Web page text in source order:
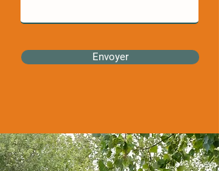
Envoyer